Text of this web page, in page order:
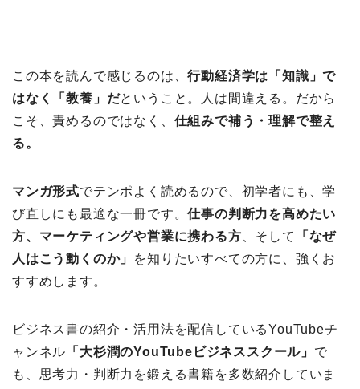
この本を読んで感じるのは、行動経済学は「知識」で
はなく「教養」だということ。人は間違える。だから
こそ、責めるのではなく、 仕組みで補う・理解で整え
る。
マンガ形式でテンポよく読めるので、初学者にも、学
び直しにも最適な一冊です。仕事の判断力を高めたい
方、マーケティングや営業に携わる方 、そして
「なぜ
人はこう動くのか」
を知りたいすべての方に、強くお
すすめします。
ビジネス書の紹介・活用法を配信しているYouTubeチ
ャンネル 「大杉潤のYouTubeビジネススクール」 で
も、思考力・判断力を鍛える書籍を多数紹介していま